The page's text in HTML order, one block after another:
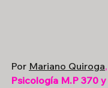
Por Mariano Quiroga,
Psicología M.P 370